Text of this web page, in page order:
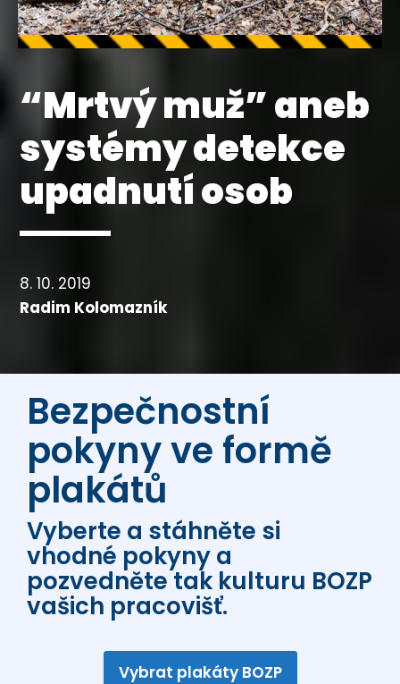
“Mrtvý muž” aneb
systémy detekce
upadnutí osob
8. 10. 2019
Radim Kolomazník
Bezpečnostní
pokyny ve formě
plakátů
Vyberte a stáhněte si
vhodné pokyny a
pozvedněte tak kulturu BOZP
vašich pracovišť.
Vybrat plakáty BOZP